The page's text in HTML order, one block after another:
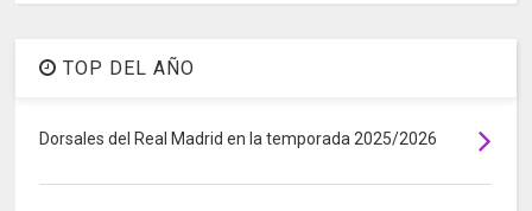
TOP DEL AÑO
Dorsales del Real Madrid en la temporada 2025/2026